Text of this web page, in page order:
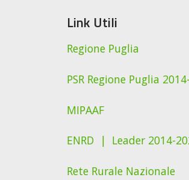
Link Utili
Regione Puglia
PSR Regione Puglia
MIPAAF
ENRD | Leader 2014-
Rete Rurale Nazionale